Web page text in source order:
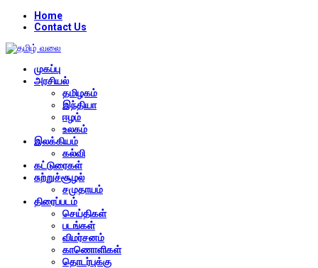
Home
Contact Us
முகப்பு
அரசியல்
தமிழகம்
இந்தியா
ஈழம்
உலகம்
இலக்கியம்
கல்வி
கட்டுரைகள்
சுற்றுச்சூழல்
சமுதாயம்
திரைப்படம்
செய்திகள்
படங்கள்
விமர்சனம்
காணொளிகள்
தொடர்புக்கு